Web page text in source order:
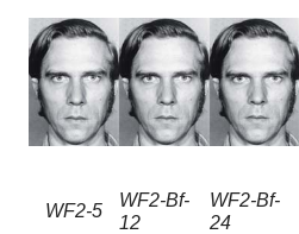
WF2-5
WF2-Вf-
12
WF2-Вf-
24